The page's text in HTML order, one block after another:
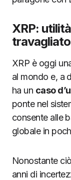
XRP:
travagliato
XRP è oggi
al mondo e, a
ha un caso
ponte nel
consente alle
globale in
Nonostante
anni di